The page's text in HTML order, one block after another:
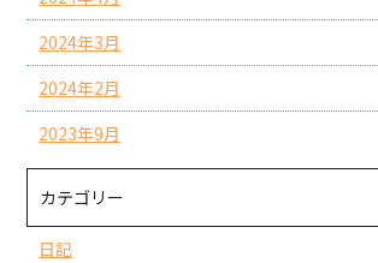
2024年3月
2024年2月
2023年9月
カテゴリー
日記